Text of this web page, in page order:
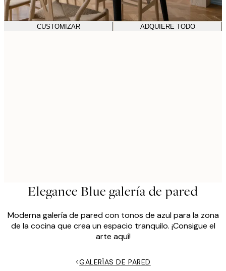
CUSTOMIZAR ADQUIERE TODO
Elegance Blue galería de pared
Moderna galería de pared con tonos de azul para la zona
de la cocina que crea un espacio tranquilo. ¡Consigue el
arte aquí!
GALERÍAS DE PARED